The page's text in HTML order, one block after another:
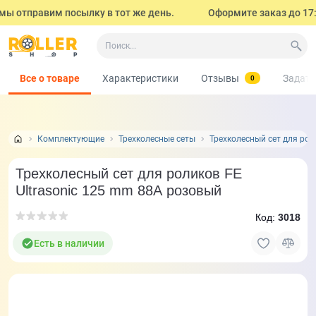
посылку в тот же день. Оформите заказ до
Комплектующие Трехколесные сеты Трехколесный сет для
Все о товаре Характеристики Отзывы 0
Трехколесный сет для роликов FE
Ultrasonic 125 mm 88А розовый
Есть в наличии
Код: 3018